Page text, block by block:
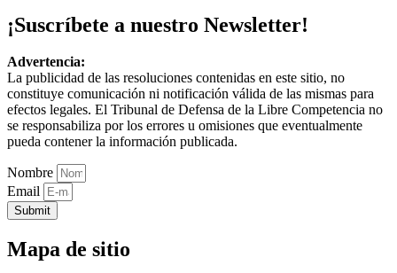
¡Suscríbete a nuestro Newsletter!
Advertencia:
La publicidad de las resoluciones contenidas en este sitio, no
constituye comunicación ni notificación válida de las mismas para
efectos legales. El Tribunal de Defensa de la Libre Competencia no
se responsabiliza por los errores u omisiones que eventualmente
pueda contener la información publicada.
Nombre
Email
Submit
Mapa de sitio